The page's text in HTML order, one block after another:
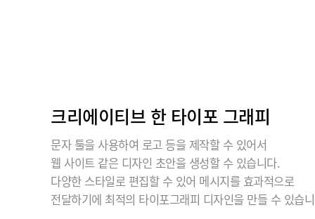
크리에이티브 한 타이포 그래피
문자 툴을 사용하여 로고 등을 제작할 수 있어서
웹 사이트 같은 디자인 초안을 생성할 수 있습니다.
다양한 스타일로 편집할 수 있어 메시지를 효과적으로
전달하기에 최적의 타이포그래피 디자인을 만들 수 있습